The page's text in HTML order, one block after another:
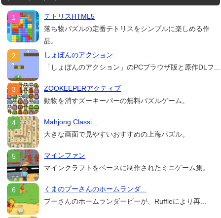
テトリスHTML5
落ち物パズルの定番テトリスをシンプルに楽しめる作
品。
しょぼんのアクション
「しょぼんのアクション」のPCブラウザ版と原作DLフ...
ZOOKEEPERアクティブ
動物を消すズーキーパーの無料パズルゲーム。
Mahjong Classi...
大きな画面で見やすいおすすめの上海パズル。
マインファン
マインクラフトをベースに制作されたミニゲーム集。
くまのプーさんのホームランダ...
プーさんのホームランダービーが、Ruffleにより再...